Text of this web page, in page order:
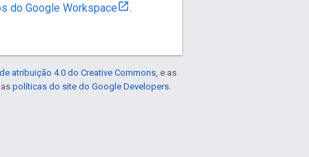
do Google Workspace .
atribuição 4.0 do Creative Commons , e as
políticas do site do Google Developers